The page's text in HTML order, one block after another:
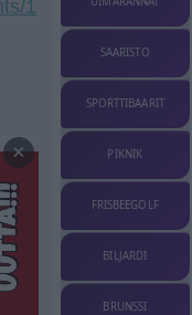
1
×
SAARISTO
SPORTTIBAARIT
PIKNIK
FRISBEEGOLF
BILJARDI
BRUNSSI